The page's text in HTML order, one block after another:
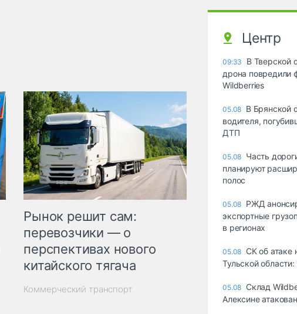
Рынок решит сам:
перевозчики — о
перспективах нового
китайского тягача
Коммерческий транспорт
Центр
09:33
В Тверской
дрона повредили
Wildberries
05.08 В Брянской
водителя,
ДТП
05.08 Часть
планируют
полос
05.08 РЖД
экспортные
в регионах
05.08 СК об атаке
Тульской
05.08 Склад
Алексине